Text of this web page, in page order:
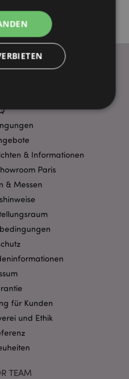
& Informationen
Paris
& Messen
für Kunden
und Ethik
TEAM
Funktions
ermöglichen
wie die
Kontoverwaltung.
cookies kann die
werden.
Provider
.puckator.de